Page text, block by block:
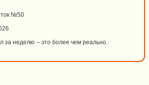
№50
за неделю -- это более чем реально.